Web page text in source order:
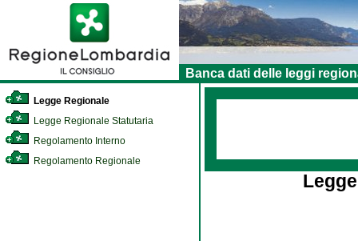
Banca dati delle leggi
Legge Regionale
Legge Regionale Statutaria
Regolamento Interno
Regolamento Regionale